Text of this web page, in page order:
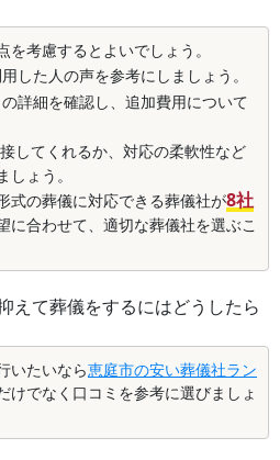
考慮するとよいでしょう。
した人の声を参考にしましょう。
詳細を確認し、追加費用について
してくれるか、対応の柔軟性など
ょう。
式の葬儀に対応できる葬儀社が8社
に合わせて、適切な葬儀社を選ぶこ
えて葬儀をするにはどうしたら
いたいなら恵庭市の安い葬儀社ラン
けでなく口コミを参考に選びましょ